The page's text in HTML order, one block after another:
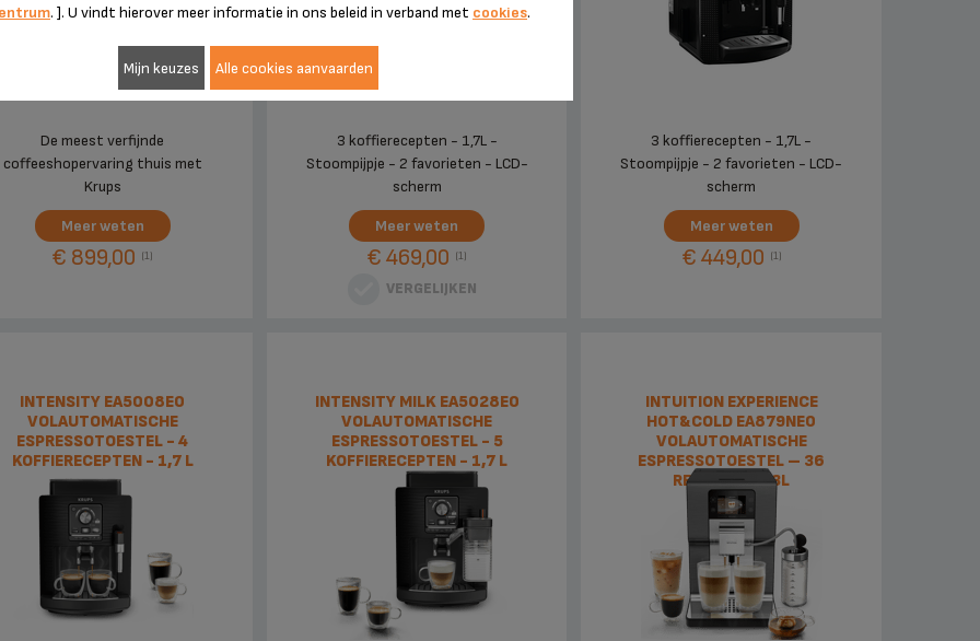
De meest verfijnde
coffeeshopervaring thuis met
Krups
Meer weten
€ 899,00 (1)
VERGELIJKEN
3 koffierecepten - 1,7L -
Stoompijpje - 2 favorieten - LCD-
scherm
Meer weten
€ 469,00 (1)
3 koffierecepten - 1,7L -
Stoompijpje - 2 favorieten - LCD-
scherm
Meer weten
€ 449,00 (1)
INTENSITY EA5008E0
VOLAUTOMATISCHE
ESPRESSOTOESTEL - 4
KOFFIERECEPTEN - 1,7 L
INTENSITY MILK EA5028E0
VOLAUTOMATISCHE
ESPRESSOTOESTEL - 5
KOFFIERECEPTEN - 1,7 L
INTUITION EXPERIENCE
HOT&COLD EA879NE0
VOLAUTOMATISCHE
ESPRESSOTOESTEL – 36
RECEPTEN – 3L
. ]. U vindt hierover meer informatie in ons beleid in verband met cookies.
Mijn keuzes Alle cookies aanvaarden